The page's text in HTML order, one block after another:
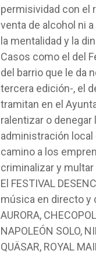
permisividad con el
venta de alcohol ni
la mentalidad y la
Casos como el del
del barrio que le da
tercera edición-, el
tramitan en el
ralentizar o
administración local
camino a los
criminalizar y multar
El FESTIVAL
música en directo y
AURORA,
NAPOLEÓN SOLO,
QUÄSAR, ROYAL